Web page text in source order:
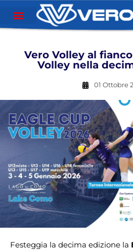
Vero Volley al
Volley nella
01 Ottobre
Festeggia la decima edizione la